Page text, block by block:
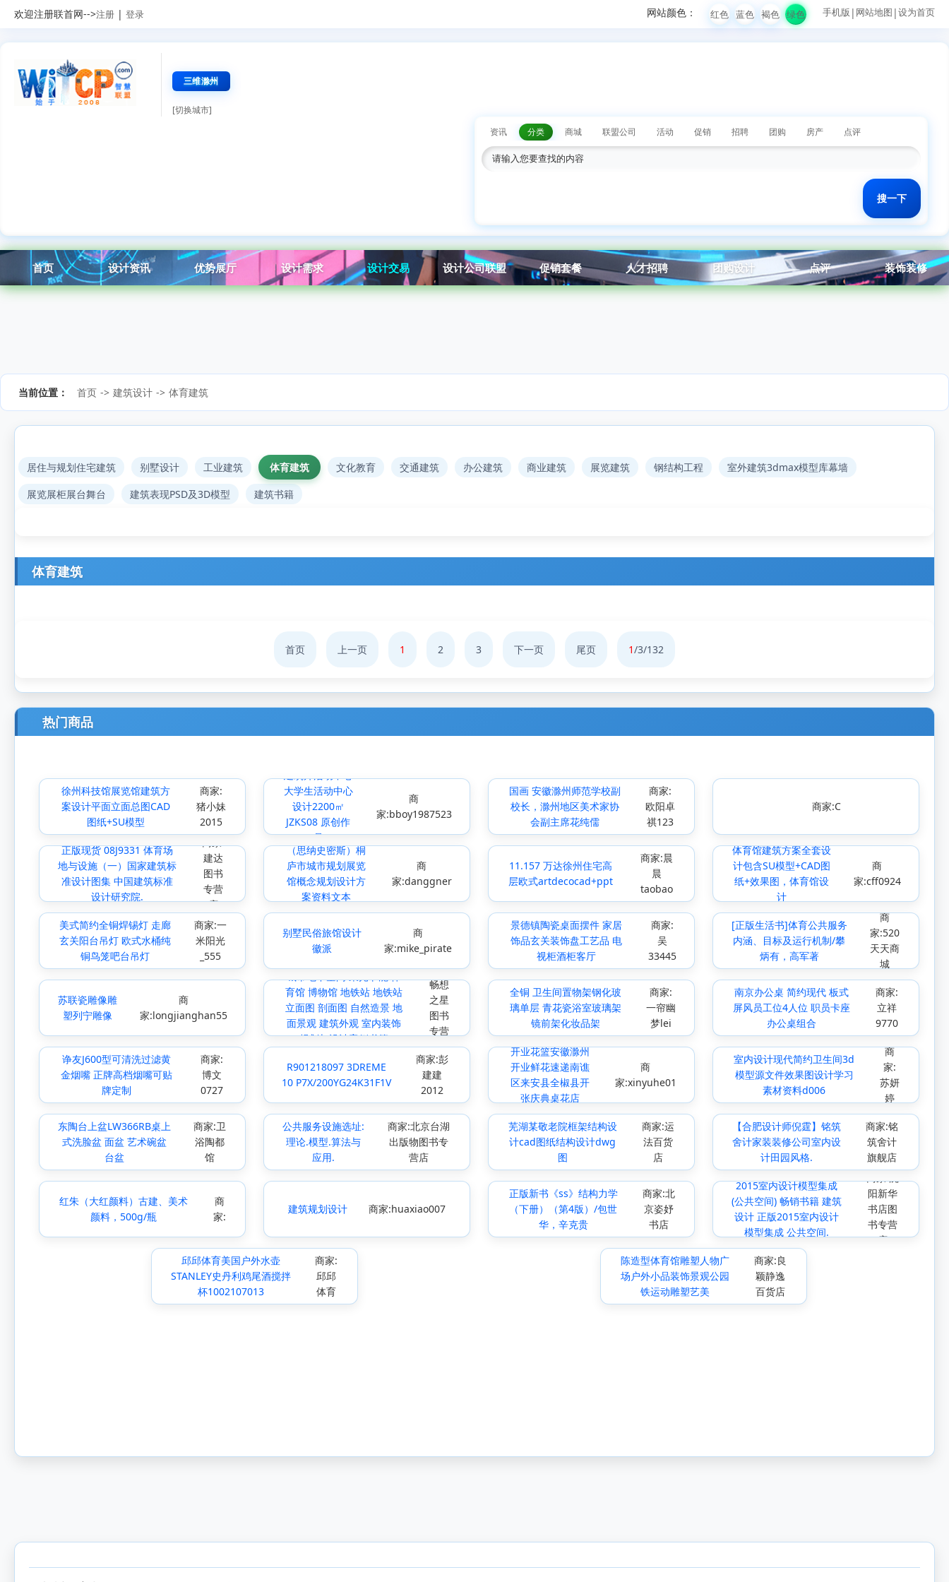
欢迎注册联首网-->注册 | 登录 手机版 | 网站地图 |设为首页
红色 蓝色 褐色 绿色
网站颜色：
三维滁州
[切换城市]
资讯
分类 商城 联盟公司 活动 促销 招聘 团购 房产 点评
首页 设计资讯 优势展厅 设计需求 设计交易 设计公司联盟 促销套餐 人才招聘 团购设计 点评 装饰装修
当前位置： 首页 -> 建筑设计 -> 体育建筑
居住与规划住宅建筑 别墅设计 工业建筑 体育建筑 文化教育 交通建筑 办公建筑 商业建筑 展览建筑 钢结构工程
室外建筑3dmax模型库幕墙
展览展柜展台舞台
建筑表现PSD及3D模型 建筑书籍
体育建筑
首页 上一页 1 2 3 下一页 尾页 1/3/132
热门商品
徐州科技馆展览馆建筑方
案设计平面立面总图CAD
图纸+SU模型
商家:
猪小妹
2015
建筑师活动中心
大学生活动中心
设计2200㎡
JZKS08 原创作
品
商
家:bboy1987523
国画 安徽滁州师范学校副
校长，滁州地区美术家协
会副主席花纯儒
商家:
欧阳卓
祺123
商家:С
正版现货 08J9331 体育场
地与设施（一）国家建筑标
准设计图集 中国建筑标准
设计研究院.
商家:
建达
图书
专营
店
（思纳史密斯）桐
庐市城市规划展览
馆概念规划设计方
案资料文本
商
家:danggner
11.157 万达徐州住宅高
层欧式artdecocad+ppt
商家:晨
晨
taobao
体育馆建筑方案全套设
计包含SU模型+CAD图
纸+效果图，体育馆设
计
商
家:cff0924
美式简约全铜焊锡灯 走廊
玄关阳台吊灯 欧式水桶纯
铜鸟笼吧台吊灯
商家:一
米阳光
_555
别墅民俗旅馆设计
徽派
商
家:mike_pirate
景德镇陶瓷桌面摆件 家居
饰品玄关装饰盘工艺品 电
视柜酒柜客厅
商家:
吴
33445
[正版生活书]体育公共服务
内涵、目标及运行机制/攀
炳有，高军著
商
家:520
天天商
城
苏联瓷雕像雕
塑列宁雕像
商
家:longjianghan55
城市地下空间 采光节能 体
育馆 博物馆 地铁站 地铁站
立面图 剖面图 自然造景 地
面景观 建筑外观 室内装饰
规划与设计案例书籍
商家:
畅想
之星
图书
专营
店
全铜 卫生间置物架钢化玻
璃单层 青花瓷浴室玻璃架
镜前架化妆品架
商家:
一帘幽
梦lei
南京办公桌 简约现代 板式
屏风员工位4人位 职员卡座
办公桌组合
商家:
立祥
9770
诤友J600型可清洗过滤黄
金烟嘴 正牌高档烟嘴可贴
牌定制
商家:
博文
0727
R901218097 3DREME
10 P7X/200YG24K31F1V
商家:彭
建建
2012
开业花篮安徽滁州
开业鲜花速递南谯
区来安县全椒县开
张庆典桌花店
商
家:xinyuhe01
室内设计现代简约卫生间3d
模型源文件效果图设计学习
素材资料d006
商
家:
苏妍
婷
东陶台上盆LW366RB桌上
式洗脸盆 面盆 艺术碗盆
台盆
商家:卫
浴陶都
馆
公共服务设施选址:
理论.模型.算法与
应用.
商家:北京台湖
出版物图书专
营店
芜湖某敬老院框架结构设
计cad图纸结构设计dwg
图
商家:运
法百货
店
【合肥设计师倪霆】铭筑
舍计家装装修公司室内设
计田园风格.
商家:铭
筑舍计
旗舰店
红朱（大红颜料）古建、美术
颜料，500g/瓶
商
家:
建筑规划设计 商家:huaxiao007
正版新书《ss》结构力学
（下册）（第4版）/包世
华，辛克贵
商家:北
京姿妤
书店
2015室内设计模型集成
(公共空间) 畅销书籍 建筑
设计 正版2015室内设计
模型集成 公共空间.
商家:沈
阳新华
书店图
书专营
店
邱邱体育美国户外水壶
STANLEY史丹利鸡尾酒搅拌
杯1002107013
商家:
邱邱
体育
陈造型体育馆雕塑人物广
场户外小品装饰景观公园
铁运动雕塑艺美
商家:良
颖静逸
百货店